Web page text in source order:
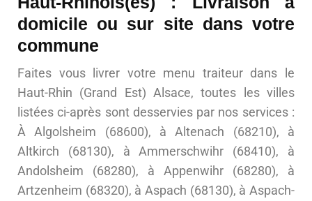
domicile ou sur site dans votre
commune
Faites vous livrer votre menu traiteur dans le
Haut-Rhin (Grand Est) Alsace, toutes les villes
listées ci-après sont desservies par nos services :
À Algolsheim (68600), à Altenach (68210), à
Altkirch (68130), à Ammerschwihr (68410), à
Andolsheim (68280), à Appenwihr (68280), à
Artzenheim (68320), à Aspach (68130), à Aspach-